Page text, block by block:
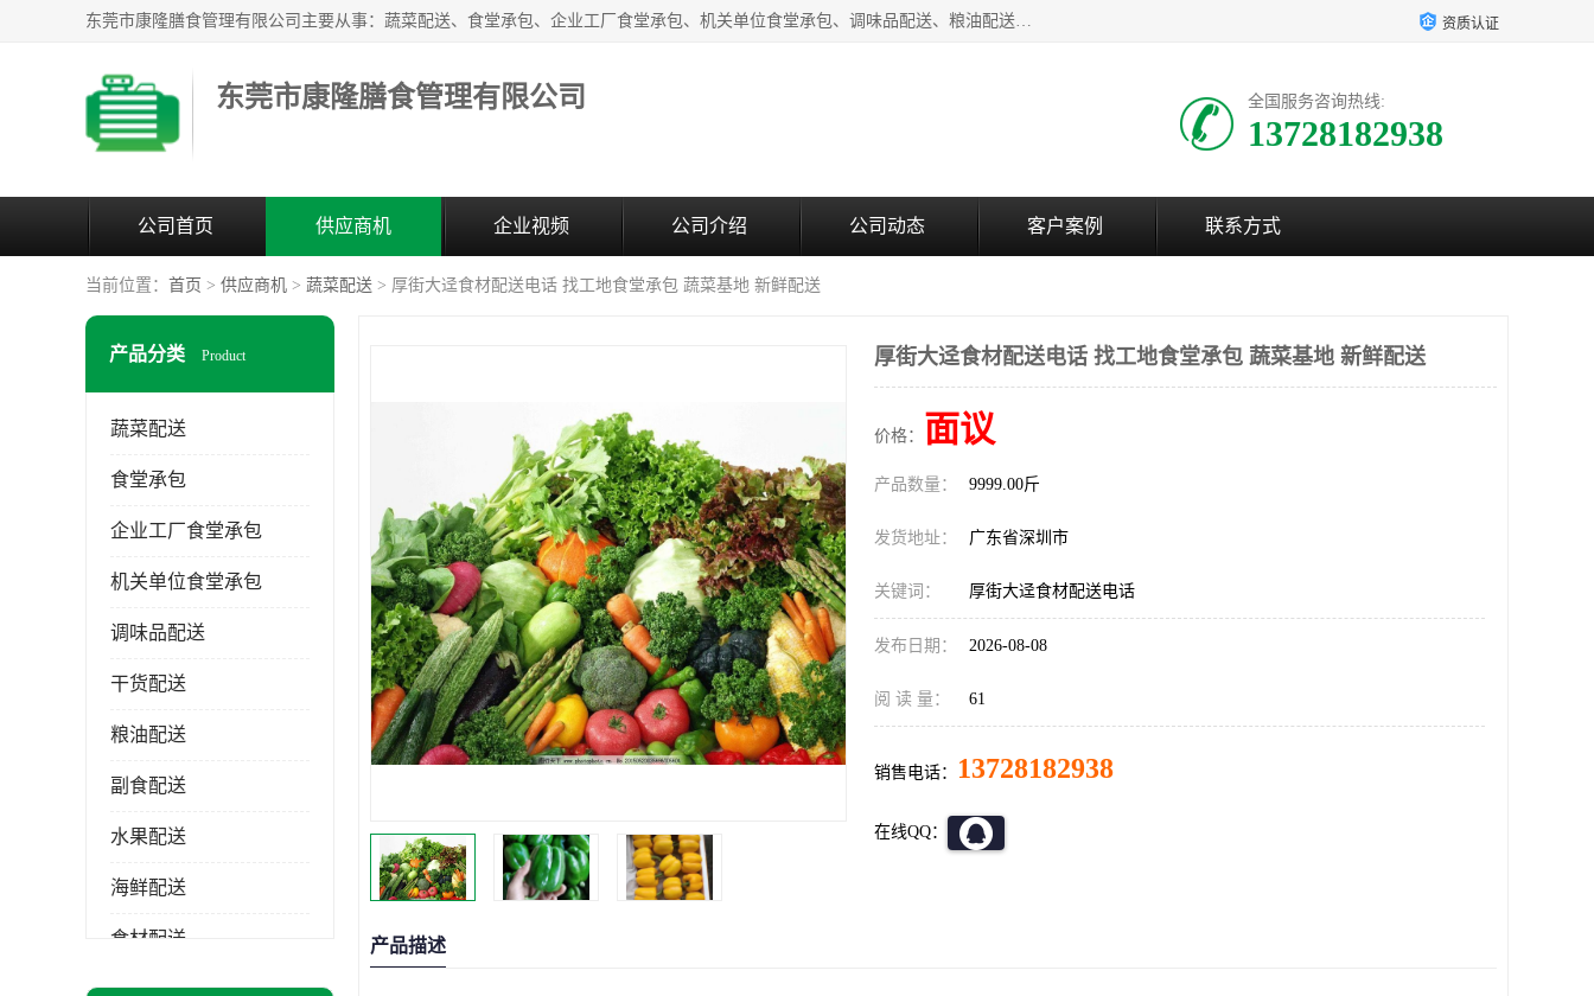
东莞市康隆膳食管理有限公司主要从事：蔬菜配送、食堂承包、企业工厂食堂承包、机关单位食堂承包、调味品配送、粮油配送、干货配送、副食配送、水果配送、海鲜配送等业务，东莞蔬菜配送电话，咨询在线客服。 资质认证
东莞市康隆膳食管理有限公司 全国服务咨询热线:
13728182938
公司首页 供应商机 企业视频 公司介绍 公司动态 客户案例 联系方式
当前位置： 首页 > 供应商机 > 蔬菜配送 > 厚街大迳食材配送电话 找工地食堂承包 蔬菜基地 新鲜配送
产品分类 Product
蔬菜配送
食堂承包
企业工厂食堂承包
机关单位食堂承包
调味品配送
干货配送
粮油配送
副食配送
水果配送
海鲜配送
食材配送
厚街大迳食材配送电话 找工地食堂承包 蔬菜基地 新鲜配送
价格： 面议
产品数量： 9999.00斤
发货地址： 广东省深圳市
关键词： 厚街大迳食材配送电话
发布日期： 2026-08-08
阅 读 量： 61
销售电话： 13728182938
在线QQ：
产品描述